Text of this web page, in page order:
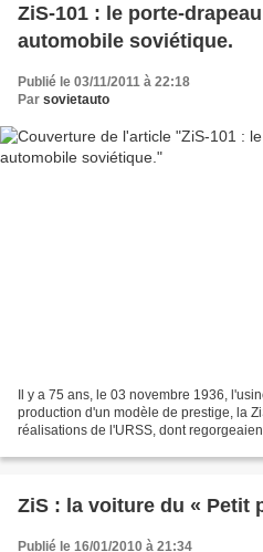
ZiS-101 : le porte-
automobile soviétique.
Publié le 03/11/2011 à 22:18
Par sovietauto
Il y a 75 ans, le 03 novembre 1936,
production d'un modèle de prestige, la
réalisations de l'URSS, dont
ZiS : la voiture du « Petit
Publié le 16/01/2010 à 21:34